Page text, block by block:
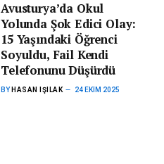
Avusturya’da Okul
Yolunda Şok Edici Olay:
15 Yaşındaki Öğrenci
Soyuldu, Fail Kendi
Telefonunu Düşürdü
BY HASAN IŞILAK 24 EKIM 2025